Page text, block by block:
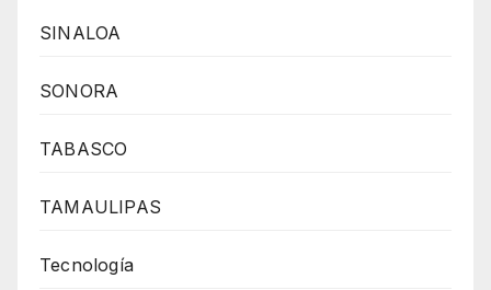
SINALOA
SONORA
TABASCO
TAMAULIPAS
Tecnología